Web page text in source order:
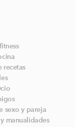
recetas
sexo y pareja
manualidades